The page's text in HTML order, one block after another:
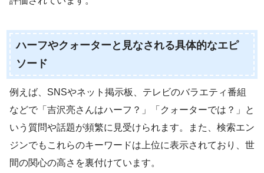
ハーフやクォーターと見なされる具体的なエピ
ソード
例えば、SNSやネット掲示板、テレビのバラエティ番組
などで「吉沢亮さんはハーフ？」「クォーターでは？」と
いう質問や話題が頻繁に見受けられます。また、検索エン
ジンでもこれらのキーワードは上位に表示されており、世
間の関心の高さを裏付けています。